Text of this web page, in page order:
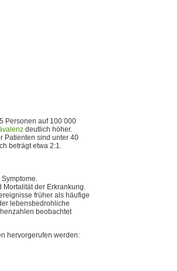
Personen auf 100 000
deutlich höher.
Patienten sind unter 40
beträgt etwa 2:1.
Mortalität der Erkrankung.
früher als häufige
lebensbedrohliche
beobachtet
hervorgerufen werden: